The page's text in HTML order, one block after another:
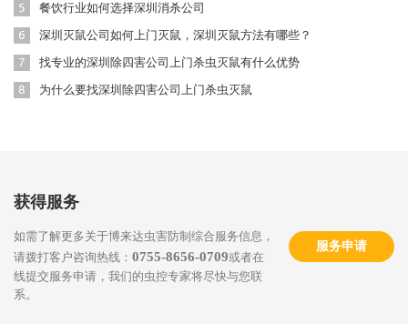
餐饮行业如何选择深圳消杀公司
深圳灭鼠公司如何上门灭鼠，深圳灭鼠方法有哪些？
找专业的深圳除四害公司上门杀虫灭鼠有什么优势
为什么要找深圳除四害公司上门杀虫灭鼠
获得服务
如需了解更多关于博来达虫害防制综合服务信息，
请拨打客户咨询热线： 0755-8656-0709或者在
线提交服务申请，我们的虫控专家将尽快与您联
系。
服务申请